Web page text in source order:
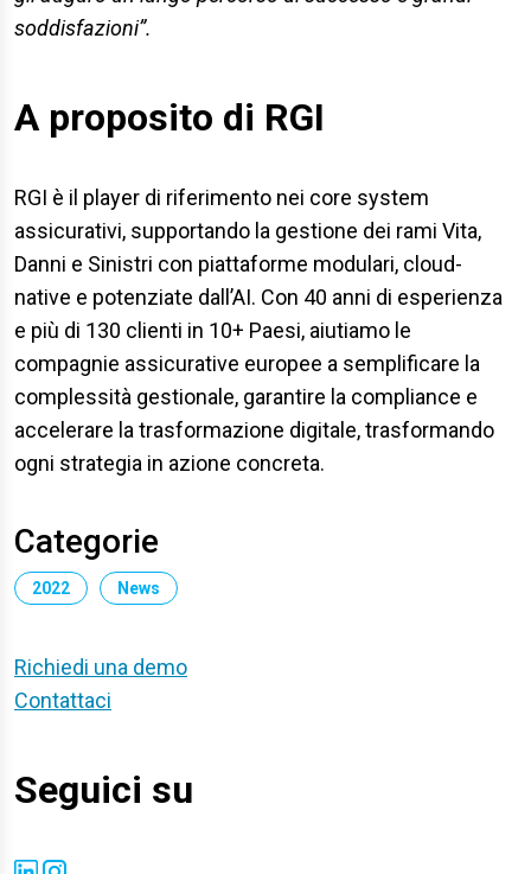
soddisfazioni”.
A proposito di RGI
RGI è il player di riferimento nei core system
assicurativi, supportando la gestione dei rami Vita,
Danni e Sinistri con piattaforme modulari, cloud-
native e potenziate dall’AI. Con 40 anni di esperienza
e più di 130 clienti in 10+ Paesi, aiutiamo le
compagnie assicurative europee a semplificare la
complessità gestionale, garantire la compliance e
accelerare la trasformazione digitale, trasformando
ogni strategia in azione concreta.
Categorie
2022 News
Richiedi una demo
Contattaci
Seguici su